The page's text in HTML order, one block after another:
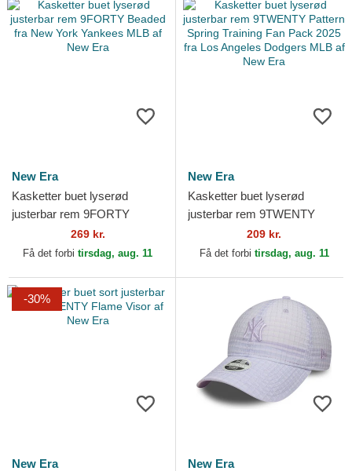
New Era
Kasketter buet lyserød
justerbar rem 9FORTY
Beaded fra New York
Yankees MLB af New Era
269 kr.
Få det forbi tirsdag, aug. 11
New Era
Kasketter buet lyserød
justerbar rem 9TWENTY
Pattern Spring Training Fan
Pack 2025 fra Los...
209 kr.
Få det forbi tirsdag, aug. 11
-30%
New Era New Era